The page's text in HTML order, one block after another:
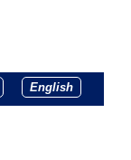
English